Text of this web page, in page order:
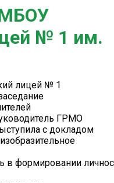
МБОУ
№ 1 им.
лицей № 1
ГРМО
с докладом
в формировании